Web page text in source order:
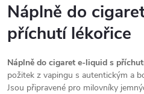
Náplně do
příchutí lékořice
Náplně do cigaret e-liquid s
požitek z vapingu s autentickým a
Jsou připravené pro milovníky